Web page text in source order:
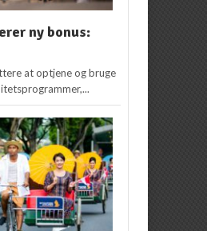
ny bonus:
at optjene og bruge